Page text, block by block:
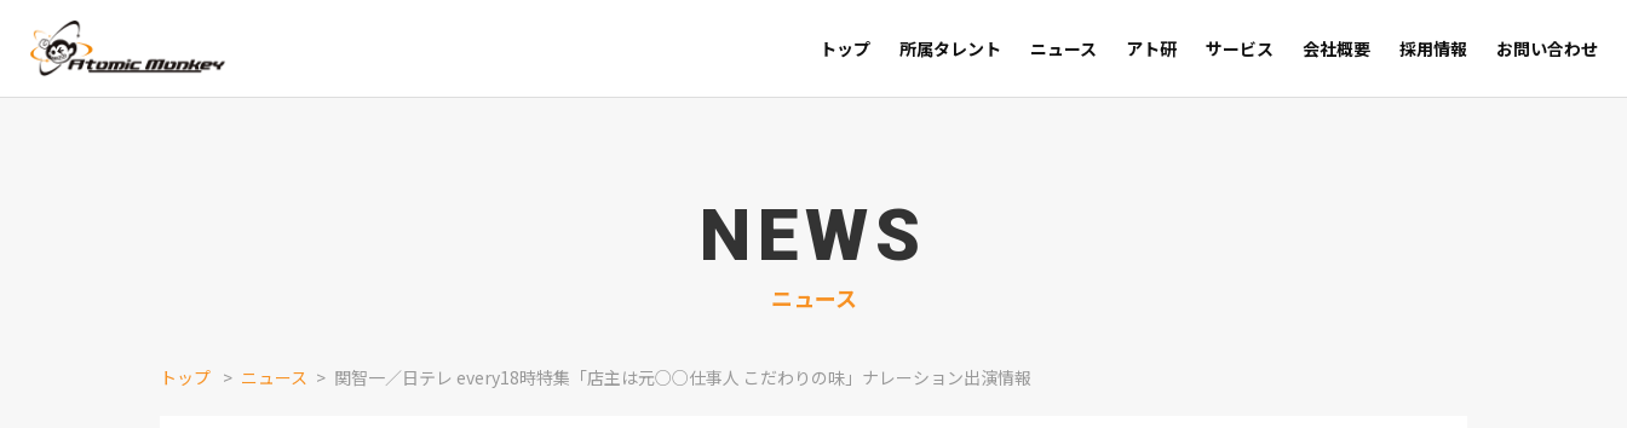
トップ 所属タレント ニュース アト研 サービス 会社概要 採用情報 お問い合わせ
NEWS
ニュース
トップ ニュース 関智一／日テレ every18時特集「店主は元○○仕事人 こだわりの味」ナレーション出演情報